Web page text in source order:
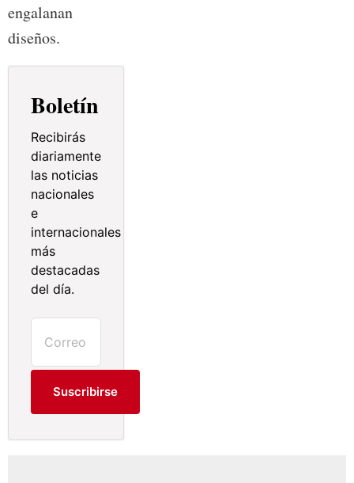
engalanan
diseños.
Boletín
Recibirás
diariamente
las noticias
nacionales
e
internacionales
más
destacadas
del día.
Suscribirse